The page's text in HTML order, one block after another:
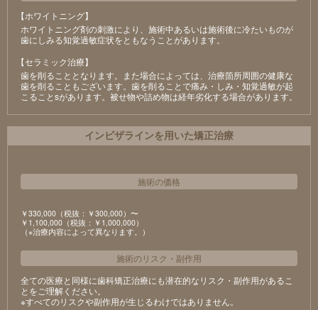
【ホワイトニング】
ホワイトニング剤の刺激により、施術中あるいは施術後に冷たいものが
⻭にしみる知覚過敏症状をともなうことがあります。
【セラミック治療】
⻭を削ることとなります。また場合によっては、治療箇所周囲の健康な
⻭を削ることもございます。⻭を削ることで痛み・しみ・知覚過敏が起
こることsがあります。被せ物や詰め物は経年劣化する場合があります。
インビザラインを用いた矯正治療
施術の価格
￥330,000（税抜：￥300,000）〜
￥1,100,000（税抜：￥1,000,000）
（※治療内容によって異なります。）
施術のリスク ・ 副作用
全ての医療と同様に歯科矯正治療にも潜在的なリスク・副作用があるこ
とをご理解ください。
※すべてのリスクや副作用が生じるわけではありません。